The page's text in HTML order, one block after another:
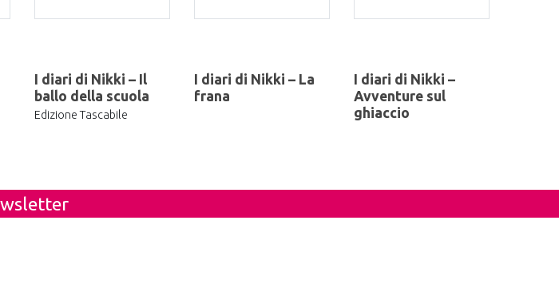
I diari di Nikki – Il
ballo della scuola
Edizione Tascabile
I diari di Nikki – La
frana
I diari di Nikki –
Avventure sul
ghiaccio